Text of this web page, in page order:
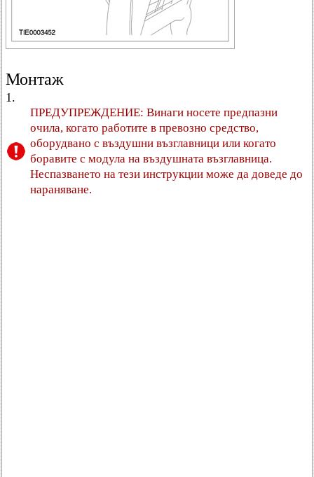
Монтаж
1.
ПРЕДУПРЕЖДЕНИЕ: Винаги носете предпазни
очила, когато работите в превозно средство,
оборудвано с въздушни възглавници или когато
боравите с модула на въздушната възглавница.
Неспазването на тези инструкции може да доведе до
нараняване.